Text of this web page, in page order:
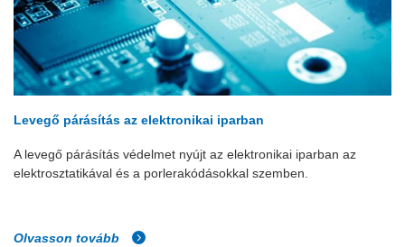
Levegő párásítás az elektronikai iparban
A levegő párásítás védelmet nyújt az elektronikai iparban az
elektrosztatikával és a porlerakódásokkal szemben.
Olvasson tovább